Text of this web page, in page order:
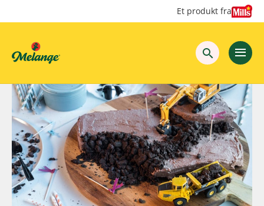
Et produkt fra